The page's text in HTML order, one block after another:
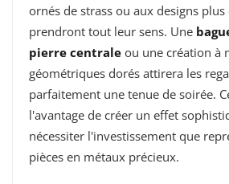
ornés de strass ou aux designs plus
prendront tout leur sens. Une
pierre centrale ou une création à
géométriques dorés attirera les
parfaitement une tenue de soirée.
l'avantage de créer un effet
nécessiter l'investissement que
pièces en métaux précieux.